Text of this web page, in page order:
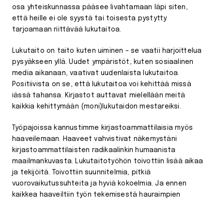
osa yhteiskunnassa pääsee livahtamaan läpi siten,
että heille ei ole syystä tai toisesta pystytty
tarjoamaan riittävää lukutaitoa.
Lukutaito on taito kuten uiminen – se vaatii harjoittelua
pysyäkseen yllä. Uudet ympäristöt, kuten sosiaalinen
media aikanaan, vaativat uudenlaista lukutaitoa.
Positiivista on se, että lukutaitoa voi kehittää missä
iässä tahansa. Kirjastot auttavat mielellään meitä
kaikkia kehittymään (moni)lukutaidon mestareiksi.
Työpajoissa kannustimme kirjastoammattilaisia myös
haaveilemaan. Haaveet vahvistivat näkemystäni
kirjastoammattilaisten radikaalinkin humaanista
maailmankuvasta. Lukutaitotyöhön toivottiin lisää aikaa
ja tekijöitä. Toivottiin suunnitelmia, pitkiä
vuorovaikutussuhteita ja hyviä kokoelmia. Ja ennen
kaikkea haaveiltiin työn tekemisestä hauraimpien